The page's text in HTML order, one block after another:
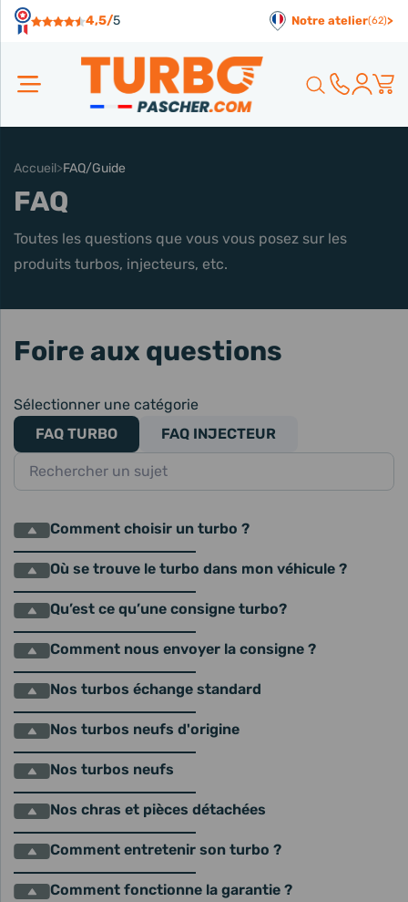
4,5/5 Notre atelier(62)>
Accueil>FAQ/Guide
FAQ
Toutes les questions que vous vous posez sur les
produits turbos, injecteurs, etc.
Foire aux questions
Sélectionner une catégorie
FAQ TURBO FAQ INJECTEUR
Comment choisir un turbo ?
Où se trouve le turbo dans mon véhicule ?
Qu’est ce qu’une consigne turbo?
Comment nous envoyer la consigne ?
Nos turbos échange standard
Nos turbos neufs d'origine
Nos turbos neufs
Nos chras et pièces détachées
Comment entretenir son turbo ?
Comment fonctionne la garantie ?
Panneau de gestion des cookies